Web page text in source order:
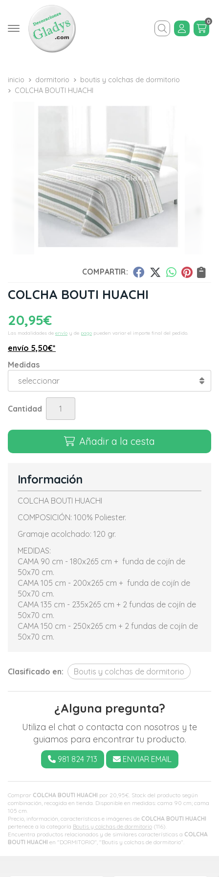
Buscar
0
inicio dormitorio
boutis y colchas de dormitorio
COLCHA BOUTI HUACHI
COMPARTIR:
COLCHA BOUTI HUACHI
20,95€
Las modalidades de envío y de pago pueden variar el importe final del pedido.
envío 5,50€*
Medidas
Cantidad
Añadir a la cesta
Comprar COLCHA BOUTI HUACHI por 20,95€ . Stock del producto según
combinación, recogida en tienda. Disponible en medidas: cama 90 cm; cama
105 cm.
Precio, información, características e imágenes de COLCHA BOUTI HUACHI
pertenece a la categoría Boutis y colchas de dormitorio (116).
Encuentra productos relacionados y de similares características a COLCHA
BOUTI HUACHI en "DORMITORIO", "Boutis y colchas de dormitorio".
Información
COLCHA BOUTI HUACHI
COMPOSICIÓN: 100% Poliester.
Gramaje acolchado: 120 gr.
MEDIDAS:
CAMA 90 cm - 180x265 cm + funda de cojín de
50x70 cm.
CAMA 105 cm - 200x265 cm + funda de cojín de
50x70 cm.
CAMA 135 cm - 235x265 cm + 2 fundas de cojín de
50x70 cm.
CAMA 150 cm - 250x265 cm + 2 fundas de cojín de
50x70 cm.
Clasificado en: Boutis y colchas de dormitorio
¿Alguna pregunta?
Utiliza el chat o contacta con nosotros y te
guiamos para encontrar tu producto.
981 824 713 ENVIAR EMAIL